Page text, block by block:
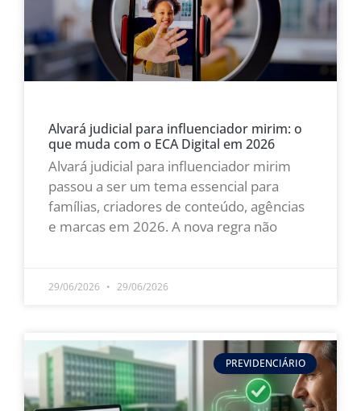
Alvará judicial para influenciador mirim: o
que muda com o ECA Digital em 2026
Alvará judicial para influenciador mirim
passou a ser um tema essencial para
famílias, criadores de conteúdo, agências
e marcas em 2026. A nova regra não
29/06/2026 29/06/2026
PREVIDENCIÁRIO